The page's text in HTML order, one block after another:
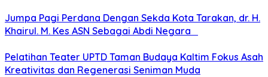
Jumpa Pagi Perdana Dengan Sekda Kota Tarakan, dr. H.
Khairul. M. Kes ASN Sebagai Abdi Negara
Pelatihan Teater UPTD Taman Budaya Kaltim Fokus Asah
Kreativitas dan Regenerasi Seniman Muda